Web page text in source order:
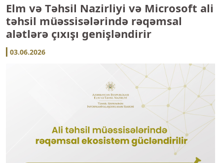
Elm və Təhsil Nazirliyi və Microsoft ali
təhsil müəssisələrində rəqəmsal
alətlərə çıxışı genişləndirir
03.06.2026